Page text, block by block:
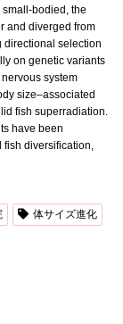
bodied, the
and diverged from
directional selection
on genetic variants
system
size–associated
fish superradiation.
have been
diversification,
体サイズ進化